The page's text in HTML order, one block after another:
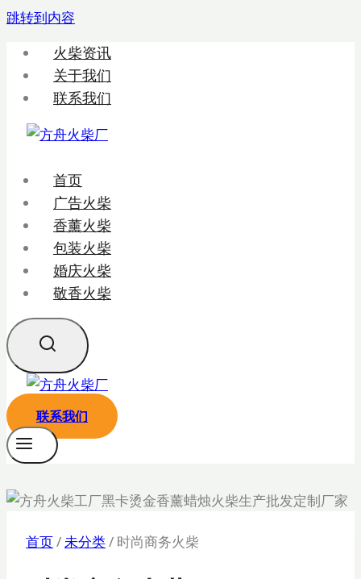
跳转到内容
火柴资讯
关于我们
联系我们
首页
广告火柴
香薰火柴
包装火柴
婚庆火柴
敬香火柴
联系我们
首页/未分类/ 时尚商务火柴